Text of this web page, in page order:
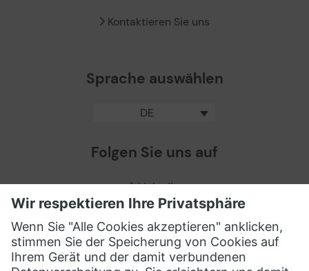
Kontaktieren Sie uns
Sprache auswählen
DE
Folgen Sie uns auf
LinkedIn
Facebook
X / Twitter
XING